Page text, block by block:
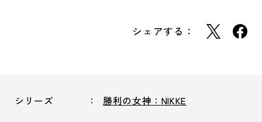
シェアする：
シリーズ 勝利の女神：NIKKE